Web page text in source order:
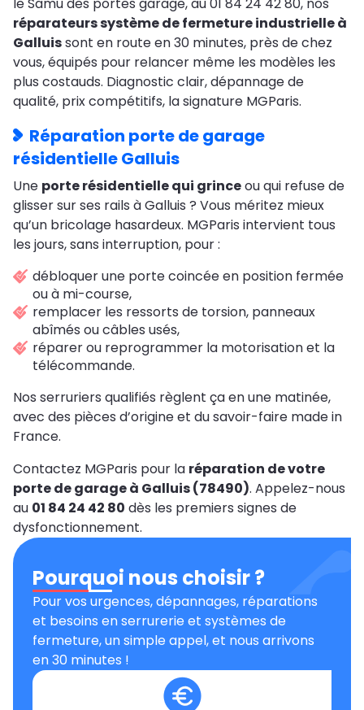
réparateurs système de fermeture industrielle à
Galluissont en route en 30 minutes, près de chez
vous, équipés pour relancer même les modèles les
plus costauds. Diagnostic clair, dépannage de
qualité, prix compétitifs, la signature MGParis.
Réparation porte de garage
résidentielle Galluis
Une porte résidentielle qui grinceou qui refuse de
glisser sur ses rails à Galluis ? Vous méritez mieux
qu’un bricolage hasardeux. MGParis intervient tous
les jours, sans interruption, pour :
débloquer une porte coincée en position fermée
ou à mi-course,
remplacer les ressorts de torsion, panneaux
abîmés ou câbles usés,
réparer ou reprogrammer la motorisation et la
télécommande.
Nos serruriers qualifiés règlent ça en une matinée,
avec des pièces d’origine et du savoir-faire made in
France.
Contactez MGParis pour la réparation de votre
porte de garage à Galluis (78490). Appelez-nous
au 01 84 24 42 80 dès les premiers signes de
dysfonctionnement.
Pourquoi nous choisir ?
Pour vos urgences, dépannages, réparations
et besoins en serrurerie et systèmes de
fermeture, un simple appel, et nous arrivons
en 30 minutes !